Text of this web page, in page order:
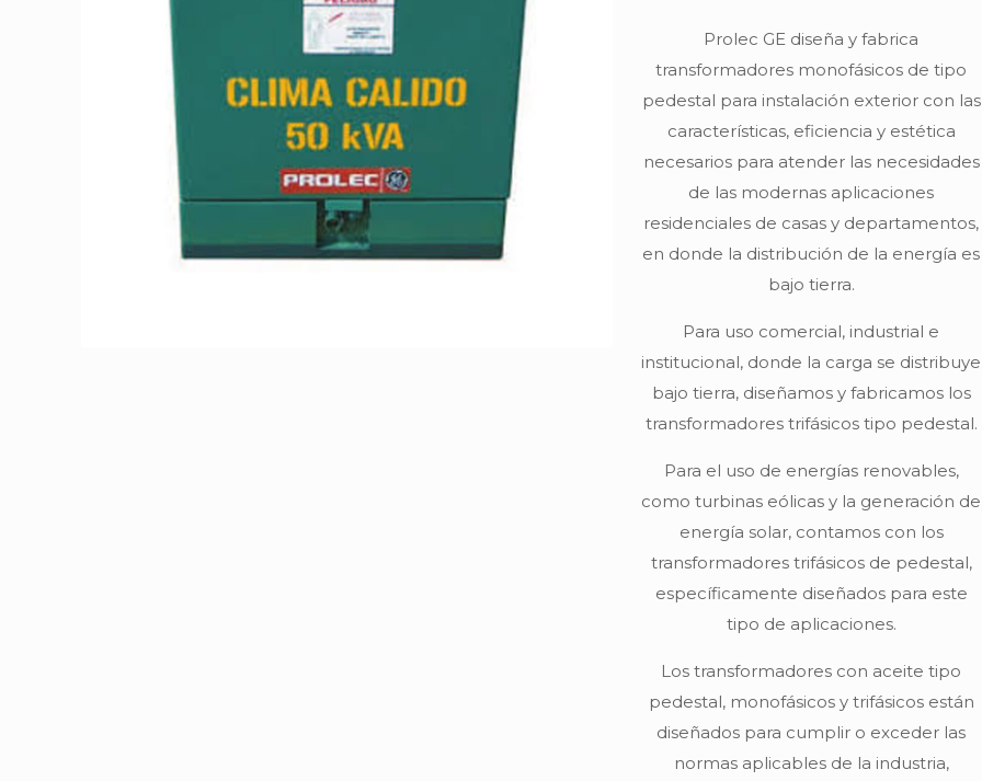
Prolec GE diseña y fabrica
transformadores monofásicos de tipo
pedestal para instalación exterior con las
características, eficiencia y estética
necesarios para atender las necesidades
de las modernas aplicaciones
residenciales de casas y departamentos,
en donde la distribución de la energía es
bajo tierra.
Para uso comercial, industrial e
institucional, donde la carga se distribuye
bajo tierra, diseñamos y fabricamos los
transformadores trifásicos tipo pedestal.
Para el uso de energías renovables,
como turbinas eólicas y la generación de
energía solar, contamos con los
transformadores trifásicos de pedestal,
específicamente diseñados para este
tipo de aplicaciones.
Los transformadores con aceite tipo
pedestal, monofásicos y trifásicos están
diseñados para cumplir o exceder las
normas aplicables de la industria,